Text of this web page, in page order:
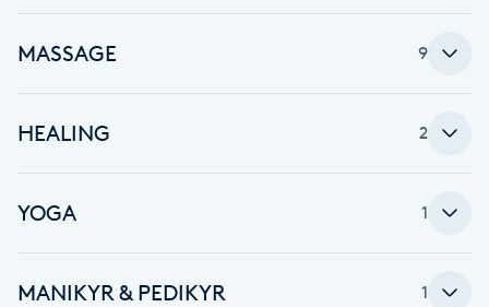
Idrottsmassage
IPL hårborttagning
MASSAGE 9
HEALING 2
YOGA 1
MANIKYR & PEDIKYR 1